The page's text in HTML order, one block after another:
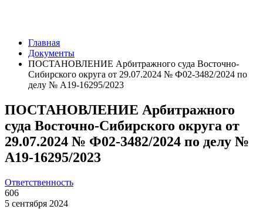
Главная
Документы
ПОСТАНОВЛЕНИЕ Арбитражного суда Восточно-
Сибирского округа от 29.07.2024 № Ф02-3482/2024 по
делу № А19-16295/2023
ПОСТАНОВЛЕНИЕ Арбитражного
суда Восточно-Сибирского округа от
29.07.2024 № Ф02-3482/2024 по делу №
А19-16295/2023
Ответственность
606
5 сентября 2024